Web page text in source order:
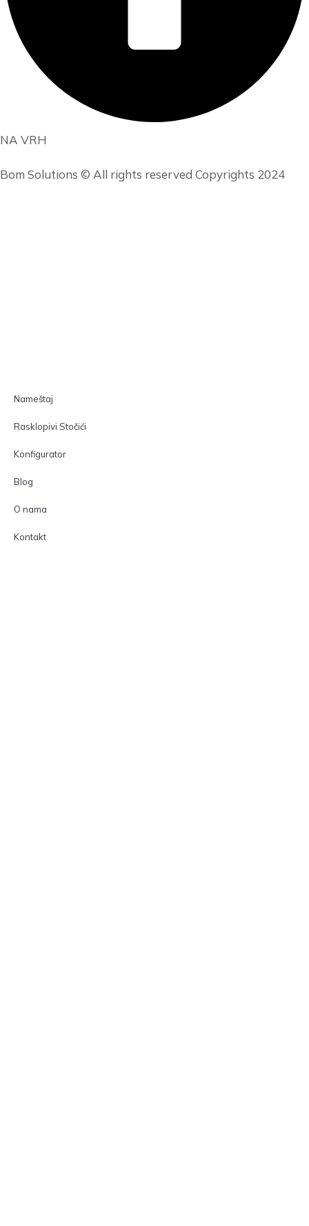
NA VRH
Bom Solutions © All rights reserved Copyrights 2024
Nameštaj
Rasklopivi Stočići
Konfigurator
Blog
O nama
Kontakt